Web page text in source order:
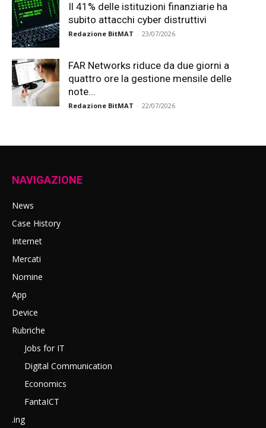
Il 41% delle istituzioni finanziarie ha
subito attacchi cyber distruttivi
Redazione BitMAT - 23/07/2026
FAR Networks riduce da due giorni a
quattro ore la gestione mensile delle
note...
Redazione BitMAT - 22/07/2026
NAVIGAZIONE
News
Case History
Internet
Mercati
Nomine
App
Device
Rubriche
Jobs for IT
Digital Communication
Economics
FantaICT
.ing